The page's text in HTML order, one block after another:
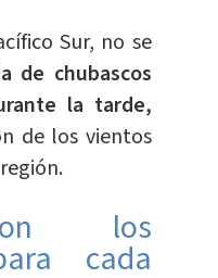
Sur, no se
de chubascos
la tarde,
de los vientos
los
cada